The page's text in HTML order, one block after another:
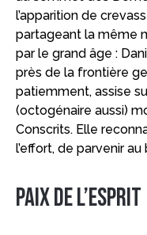
l’apparition de
partageant la même
par le grand âge :
près de la frontière
patiemment, assise
(octogénaire aussi)
Conscrits. Elle
l’effort, de parvenir au
Paix de l’esprit